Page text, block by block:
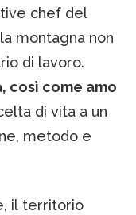
chef del
montagna non
di lavoro.
così come amo
di vita a un
metodo e
il territorio